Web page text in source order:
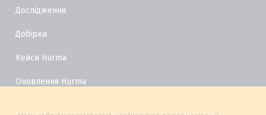
Дослідження
Добірки
Кейси Hurma
Оновлення Hurma